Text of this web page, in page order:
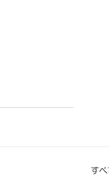
すべ